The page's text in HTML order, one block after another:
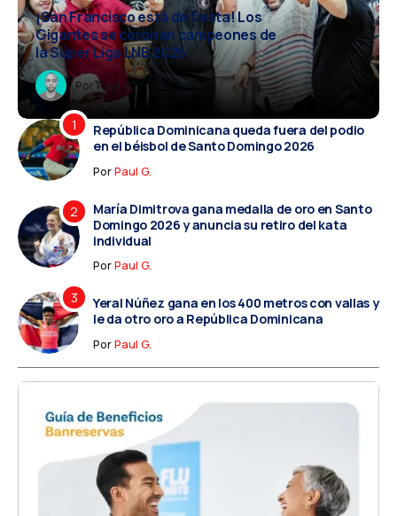
Paul G.
Paul G.
¡San Francisco está de fiesta! Los
Gigantes se coronan campeones de
la Súper Liga LNB 2026
PorPaul G.
DEPORTES
PorPaul G.
PorPaul G.
República Dominicana queda fuera del podio
en el béisbol de Santo Domingo 2026
PorPaul G.
María Dimitrova gana medalla de oro en Santo
Domingo 2026 y anuncia su retiro del kata
individual
PorPaul G.
Yeral Núñez gana en los 400 metros con vallas y
le da otro oro a República Dominicana
PorPaul G.